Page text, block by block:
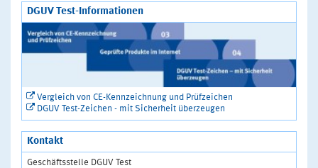
DGUV Test-Informationen
Vergleich von CE-Kennzeichnung und Prüfzeichen
DGUV Test-Zeichen - mit Sicherheit überzeugen
Kontakt
Geschäftsstelle DGUV Test